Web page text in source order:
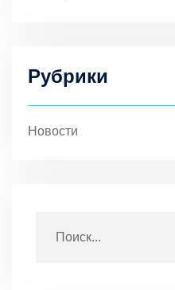
Рубрики
Новости